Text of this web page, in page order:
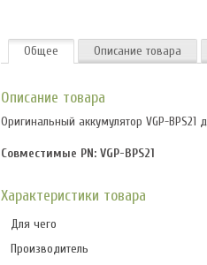
Общее Описание товара
Описание товара
Оригинальный аккумулятор VGP-BPS21
Совместимые PN: VGP-BPS21
Характеристики товара
Для чего
Производитель